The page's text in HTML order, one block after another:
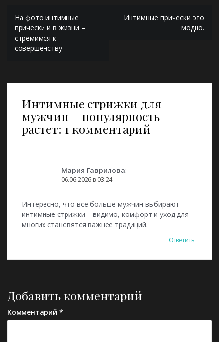
Навигация
по
записям
На фото интимные
прически и в жизни –
стремимся к
совершенству
Интимные прически это
модно.
Интимные стрижки для
мужчин – популярность
растет: 1 комментарий
Мария Гаврилова:
06.06.2026 в 03:24
Интересно, что все больше мужчин выбирают
интимные стрижки – видимо, комфорт и уход для
многих становятся важнее традиций.
Ответить
Добавить комментарий
Комментарий *